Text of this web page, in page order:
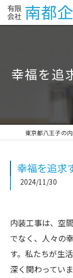
幸福を追
幸福を追求
2024/11/30
内装工事は、空
でなく、人々の
す。私たちが生
深く関わってい